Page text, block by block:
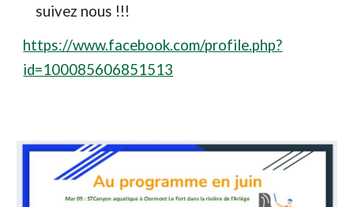
suivez nous !!!
https://www.facebook.com/profile.php?
id=100085606851513